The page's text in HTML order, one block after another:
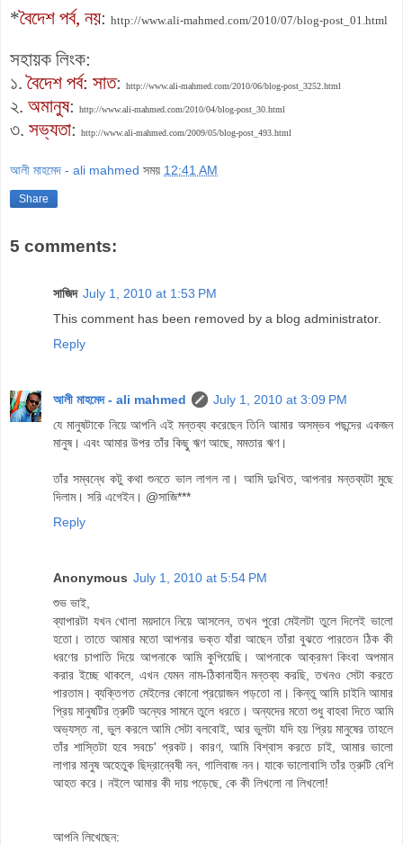
*বৈদেশ পর্ব, নয়: http://www.ali-mahmed.com/2010/07/blog-post_01.html
সহায়ক লিংক:
১.বৈদেশ পর্ব: সাত: http://www.ali-mahmed.com/2010/06/blog-post_3252.html
২. অমানুষ: http://www.ali-mahmed.com/2010/04/blog-post_30.html
৩. সভ্যতা: http://www.ali-mahmed.com/2009/05/blog-post_493.html
আলী মাহমেদ - ali mahmed সময় 12:41 AM
Share
5 comments:
সাজিদ July 1, 2010 at 1:53 PM
This comment has been removed by a blog administrator.
Reply
আলী মাহমেদ - ali mahmed
July 1, 2010 at 3:09 PM
যে মানুষটাকে নিয়ে আপনি এই মন্তব্য করেছেন তিনি আমার অসম্ভব পছন্দের একজন
মানুষ। এবং আমার উপর তাঁর কিছু্ ঋণ আছে, মমতার ঋণ।
তাঁর সম্বন্ধে কটু কথা শুনতে ভাল লাগল না। আমি দুঃখিত, আপনার মন্তব্যটা মুছে
দিলাম। সরি এগেইন। @সাজি***
Reply
Anonymous July 1, 2010 at 5:54 PM
শুভ ভাই,
ব্যাপারটা যখন খোলা ময়দানে নিয়ে আসলেন, তখন পুরো মেইলটা তুলে দিলেই ভালো
হতো। তাতে আমার মতো আপনার ভক্ত যাঁরা আছেন তাঁরা বুঝতে পারতেন ঠিক কী
ধরণের চাপাতি দিয়ে আপনাকে আমি কুপিয়েছি। আপনাকে আক্রমণ কিংবা অপমান
করার ইচ্ছে থাকলে, এখন যেমন নাম-ঠিকানাহীন মন্তব্য করছি, তখনও সেটা করতে
পারতাম। ব্যক্তিগত মেইলের কোনো প্রয়োজন পড়তো না। কিন্তু আমি চাইনি আমার
প্রিয় মানুষটির ত্রুটি অন্যের সামনে তুলে ধরতে। অন্যদের মতো শুধু বাহবা দিতে আমি
অভ্যস্ত না, ভুল করলে আমি সেটা বলবোই, আর ভুলটা যদি হয় প্রিয় মানুষের তাহলে
তাঁর শাস্তিটা হবে সবচে' প্রকট। কারণ, আমি বিশ্বাস করতে চাই, আমার ভালো
লাগার মানুষ অহেতুক ছিদ্রান্বেষী নন, গালিবাজ নন। যাকে ভালোবাসি তাঁর ত্রুটি বেশি
আহত করে। নইলে আমার কী দায় পড়েছে, কে কী লিখলো না লিখলো!
আপনি লিখেছেন: